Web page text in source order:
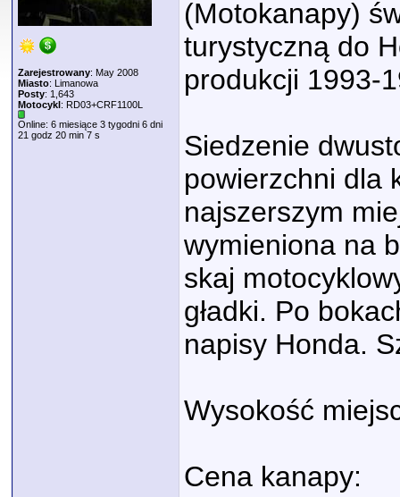
Zarejestrowany: May 2008
Miasto: Limanowa
Posty: 1,643
Motocykl: RD03+CRF1100L
Online: 6 miesiące 3 tygodni 6 dni
21 godz 20 min 7 s
(Motokanapy)
turystyczną do
produkcji 1993-
Siedzenie
powierzchni dla
najszerszym
wymieniona na
skaj
gładki. Po
napisy Honda.
Wysokość
Cena kanapy: